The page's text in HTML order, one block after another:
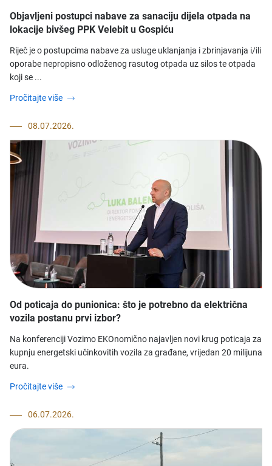
Objavljeni postupci nabave za sanaciju dijela otpada na
lokacije bivšeg PPK Velebit u Gospiću
Riječ je o postupcima nabave za usluge uklanjanja i zbrinjavanja i/ili
oporabe nepropisno odloženog rasutog otpada uz silos te otpada
koji se ...
Pročitajte više
08.07.2026.
Od poticaja do punionica: što je potrebno da električna
vozila postanu prvi izbor?
Na konferenciji Vozimo EKOnomično najavljen novi krug poticaja za
kupnju energetski učinkovitih vozila za građane, vrijedan 20 milijuna
eura.
Pročitajte više
06.07.2026.